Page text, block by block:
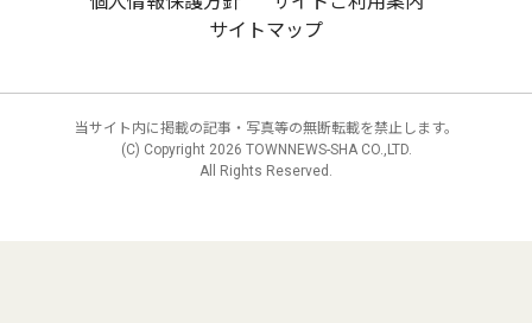
サイトマップ
当サイト内に掲載の記事・写真等の無断転載を禁止します。
(C) Copyright 2026 TOWNNEWS-SHA CO.,LTD.
All Rights Reserved.